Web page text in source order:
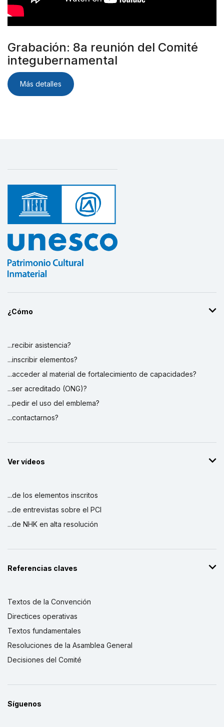
Grabación: 8a reunión del Comité
integubernamental
Más detalles
¿Cómo
...recibir asistencia?
...inscribir elementos?
...acceder al material de fortalecimiento de capacidades?
...ser acreditado (ONG)?
...pedir el uso del emblema?
...contactarnos?
Ver vídeos
...de los elementos inscritos
...de entrevistas sobre el PCI
...de NHK en alta resolución
Referencias claves
Textos de la Convención
Directices operativas
Textos fundamentales
Resoluciones de la Asamblea General
Decisiones del Comité
Síguenos